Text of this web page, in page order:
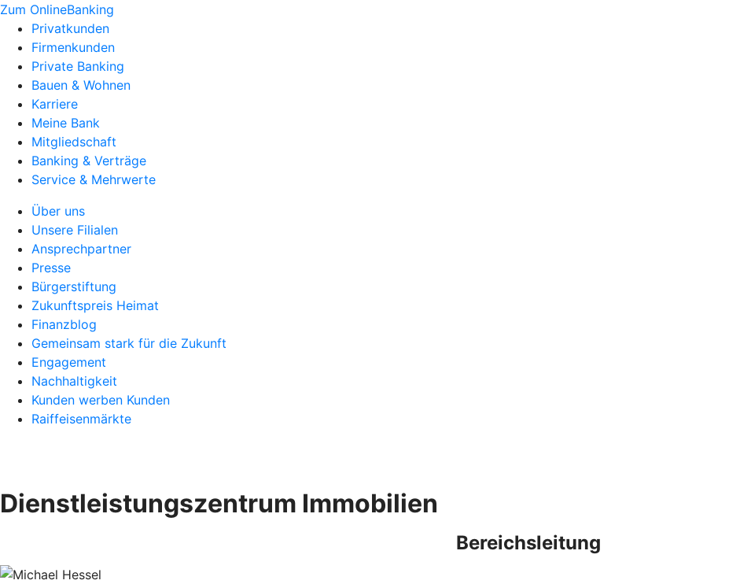
Zum OnlineBanking
Privatkunden
Firmenkunden
Private Banking
Bauen & Wohnen
Karriere
Meine Bank
Mitgliedschaft
Banking & Verträge
Service & Mehrwerte
Über uns
Unsere Filialen
Ansprechpartner
Presse
Bürgerstiftung
Zukunftspreis Heimat
Finanzblog
Gemeinsam stark für die Zukunft
Engagement
Nachhaltigkeit
Kunden werben Kunden
Raiffeisenmärkte
Dienstleistungszentrum Immobilien
Bereichsleitung